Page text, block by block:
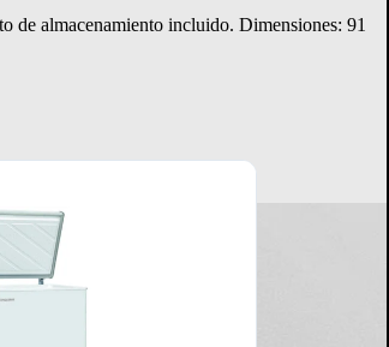
de almacenamiento incluido. Dimensiones: 91